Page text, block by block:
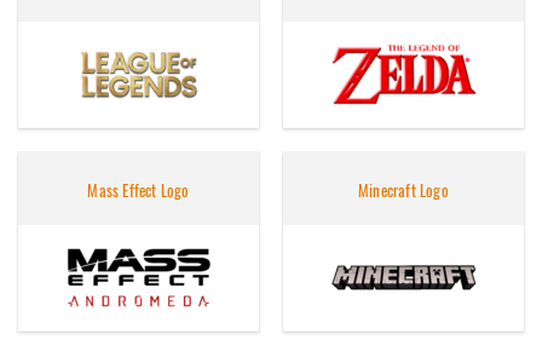
Mass Effect Logo Minecraft Logo